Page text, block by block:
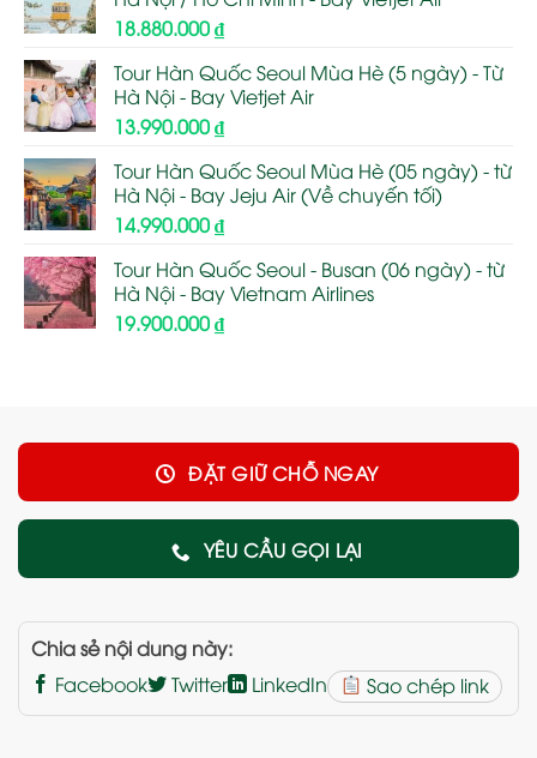
18.880.000₫
Tour Hàn Quốc Seoul Mùa Hè (5 ngày) - Từ
Hà Nội - Bay Vietjet Air
13.990.000₫
Tour Hàn Quốc Seoul Mùa Hè (05 ngày) - từ
Hà Nội - Bay Jeju Air (Về chuyến tối)
14.990.000₫
Tour Hàn Quốc Seoul - Busan (06 ngày) - từ
Hà Nội - Bay Vietnam Airlines
19.900.000₫
YÊU CẦU GỌI LẠI
ĐẶT GIỮ CHỖ NGAY
Chia sẻ nội dung này:
Facebook
Twitter LinkedIn Sao chép link